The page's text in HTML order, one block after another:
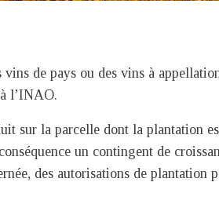
de pays ou des vins à
l’INAO.
sur la parcelle dont la plantation
un contingent de
des autorisations de plantation